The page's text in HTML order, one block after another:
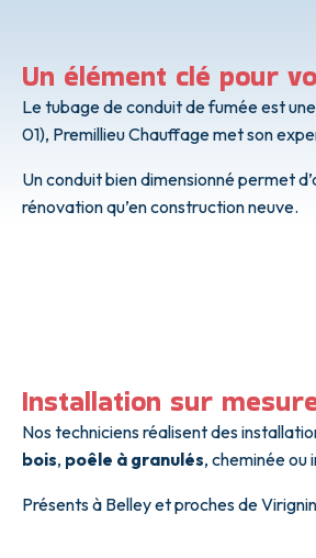
Un élément clé pour
Le tubage de conduit de fumée est
01), Premillieu Chauffage met son
Un conduit bien dimensionné permet
rénovation qu’en construction neuve.
Installation sur
Nos techniciens réalisent des
bois, poêle à granulés, cheminée ou
Présents à Belley et proches de